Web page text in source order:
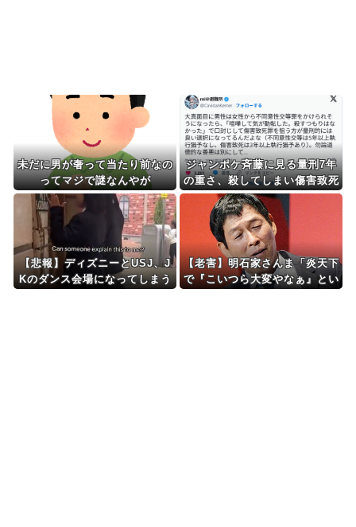
Powered by livedoor 相互RSS
未だに男が奢って当たり前なの
ってマジで謎なんやが
ジャンポケ斉藤に見る量刑7年
の重さ、殺してしまい傷害致死
罪を狙う方が量刑的には軽いと
話題
【悲報】ディズニーとUSJ、J
Kのダンス会場になってしまう
【老害】明石家さんま「炎天下
で『こいつら大変やなぁ』とい